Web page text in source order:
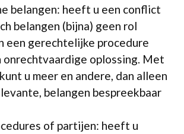
belangen: heeft u een conflict
belangen (bijna) geen rol
een gerechtelijke procedure
oplossing. Met
u meer en andere, dan alleen
belangen bespreekbaar
of partijen: heeft u